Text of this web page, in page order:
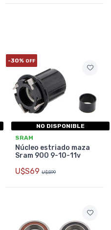
-30% OFF
NO DISPONIBLE
SRAM
Núcleo estriado maza
Sram 900 9-10-11v
U$S69 U$S99